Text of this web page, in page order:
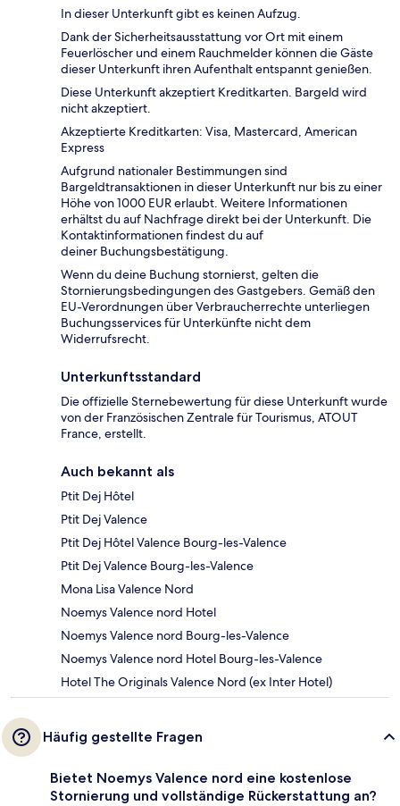
In dieser Unterkunft gibt es keinen Aufzug.
Dank der Sicherheitsausstattung vor Ort mit einem
Feuerlöscher und einem Rauchmelder können die Gäste
dieser Unterkunft ihren Aufenthalt entspannt genießen.
Diese Unterkunft akzeptiert Kreditkarten. Bargeld wird
nicht akzeptiert.
Akzeptierte Kreditkarten: Visa, Mastercard, American
Express
Aufgrund nationaler Bestimmungen sind
Bargeldtransaktionen in dieser Unterkunft nur bis zu einer
Höhe von 1000 EUR erlaubt. Weitere Informationen
erhältst du auf Nachfrage direkt bei der Unterkunft. Die
Kontaktinformationen findest du auf
deiner Buchungsbestätigung.
Wenn du deine Buchung stornierst, gelten die
Stornierungsbedingungen des Gastgebers. Gemäß den
EU-Verordnungen über Verbraucherrechte unterliegen
Buchungsservices für Unterkünfte nicht dem
Widerrufsrecht.
Unterkunftsstandard
Die offizielle Sternebewertung für diese Unterkunft wurde
von der Französischen Zentrale für Tourismus, ATOUT
France, erstellt.
Auch bekannt als
Ptit Dej Hôtel
Ptit Dej Valence
Ptit Dej Hôtel Valence Bourg-les-Valence
Ptit Dej Valence Bourg-les-Valence
Mona Lisa Valence Nord
Noemys Valence nord Hotel
Noemys Valence nord Bourg-les-Valence
Noemys Valence nord Hotel Bourg-les-Valence
Hotel The Originals Valence Nord (ex Inter Hotel)
Häufig gestellte Fragen
Bietet Noemys Valence nord eine kostenlose
Stornierung und vollständige Rückerstattung an?